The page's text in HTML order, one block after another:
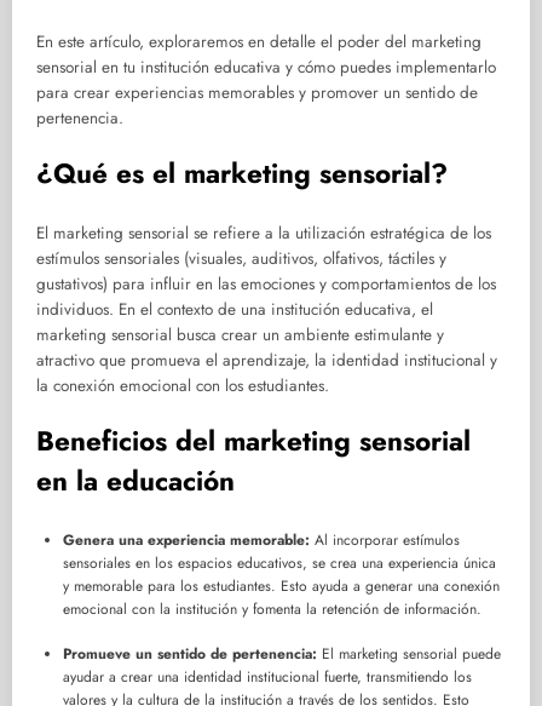
En este artículo, exploraremos en detalle el poder del marketing
sensorial en tu institución educativa y cómo puedes implementarlo
para crear experiencias memorables y promover un sentido de
pertenencia.
¿Qué es el marketing sensorial?
El marketing sensorial se refiere a la utilización estratégica de los
estímulos sensoriales (visuales, auditivos, olfativos, táctiles y
gustativos) para influir en las emociones y comportamientos de los
individuos. En el contexto de una institución educativa, el
marketing sensorial busca crear un ambiente estimulante y
atractivo que promueva el aprendizaje, la identidad institucional y
la conexión emocional con los estudiantes.
Beneficios del marketing sensorial
en la educación
Genera una experiencia memorable: Al incorporar estímulos
sensoriales en los espacios educativos, se crea una experiencia única
y memorable para los estudiantes. Esto ayuda a generar una conexión
emocional con la institución y fomenta la retención de información.
Promueve un sentido de pertenencia: El marketing sensorial puede
ayudar a crear una identidad institucional fuerte, transmitiendo los
valores y la cultura de la institución a través de los sentidos. Esto